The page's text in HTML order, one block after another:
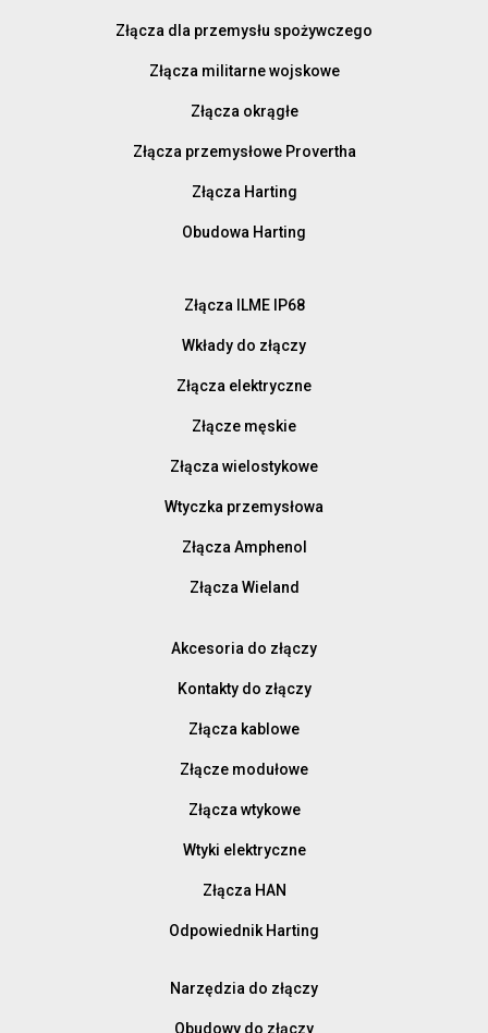
Złącza dla przemysłu spożywczego
Złącza militarne wojskowe
Złącza okrągłe
Złącza przemysłowe Provertha
Złącza Harting
Obudowa Harting
Złącza ILME IP68
Wkłady do złączy
Złącza elektryczne
Złącze męskie
Złącza wielostykowe
Wtyczka przemysłowa
Złącza Amphenol
Złącza Wieland
Akcesoria do złączy
Kontakty do złączy
Złącza kablowe
Złącze modułowe
Złącza wtykowe
Wtyki elektryczne
Złącza HAN
Odpowiednik Harting
Narzędzia do złączy
Obudowy do złączy